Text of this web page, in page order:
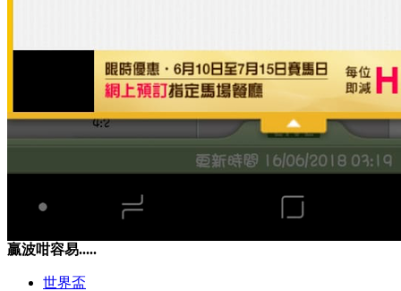
贏波咁容易.....
世界盃